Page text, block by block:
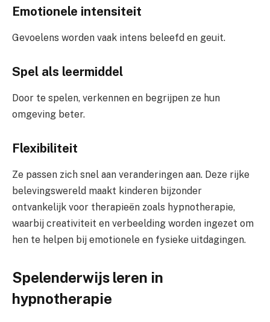
Emotionele intensiteit
Gevoelens worden vaak intens beleefd en geuit.
Spel als leermiddel
Door te spelen, verkennen en begrijpen ze hun
omgeving beter.
Flexibiliteit
Ze passen zich snel aan veranderingen aan. Deze rijke
belevingswereld maakt kinderen bijzonder
ontvankelijk voor therapieën zoals hypnotherapie,
waarbij creativiteit en verbeelding worden ingezet om
hen te helpen bij emotionele en fysieke uitdagingen.
Spelenderwijs leren in
hypnotherapie